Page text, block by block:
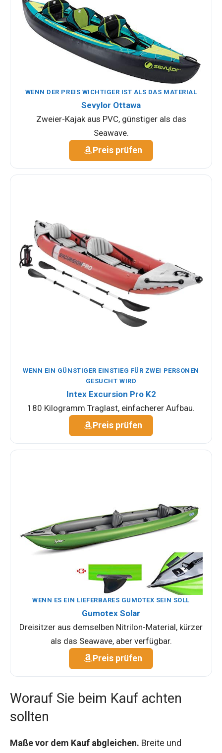
WENN DER PREIS WICHTIGER IST ALS DAS MATERIAL
Sevylor Ottawa
Zweier-Kajak aus PVC, günstiger als das
Seawave.
Preis prüfen
WENN EIN GÜNSTIGER EINSTIEG FÜR ZWEI PERSONEN
GESUCHT WIRD
Intex Excursion Pro K2
180 Kilogramm Traglast, einfacherer Aufbau.
Preis prüfen
WENN ES EIN LIEFERBARES GUMOTEX SEIN SOLL
Gumotex Solar
Dreisitzer aus demselben Nitrilon-Material, kürzer
als das Seawave, aber verfügbar.
Preis prüfen
Worauf Sie beim Kauf achten
sollten
Maße vor dem Kauf abgleichen. Breite und